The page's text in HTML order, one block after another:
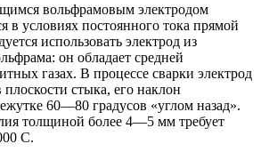
вольфрамовым электродом
в условиях постоянного тока прямой
использовать электрод из
он обладает средней
газах. В процессе сварки электрод
плоскости стыка, его наклон
60—80 градусов «углом назад».
толщиной более 4—5 мм требует
С.